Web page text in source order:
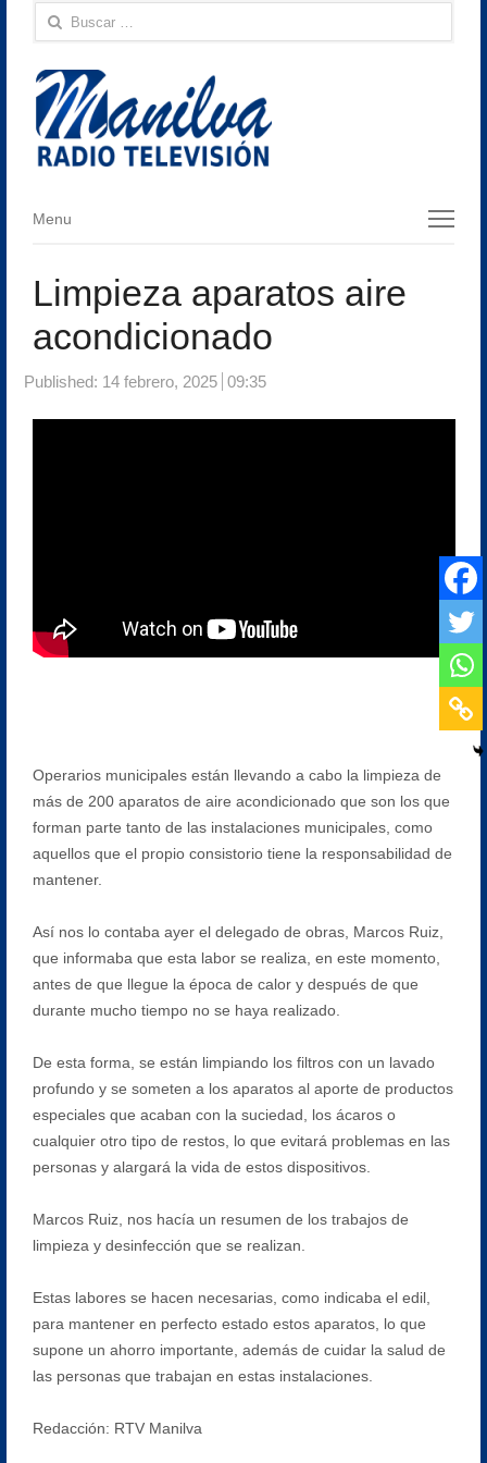
Buscar:
Menu
Menu
Limpieza aparatos aire
acondicionado
Published: 14 febrero, 2025 09:35
Operarios municipales están llevando a cabo la limpieza de
más de 200 aparatos de aire acondicionado que son los que
forman parte tanto de las instalaciones municipales, como
aquellos que el propio consistorio tiene la responsabilidad de
mantener.
Así nos lo contaba ayer el delegado de obras, Marcos Ruiz,
que informaba que esta labor se realiza, en este momento,
antes de que llegue la época de calor y después de que
durante mucho tiempo no se haya realizado.
De esta forma, se están limpiando los filtros con un lavado
profundo y se someten a los aparatos al aporte de productos
especiales que acaban con la suciedad, los ácaros o
cualquier otro tipo de restos, lo que evitará problemas en las
personas y alargará la vida de estos dispositivos.
Marcos Ruiz, nos hacía un resumen de los trabajos de
limpieza y desinfección que se realizan.
Estas labores se hacen necesarias, como indicaba el edil,
para mantener en perfecto estado estos aparatos, lo que
supone un ahorro importante, además de cuidar la salud de
las personas que trabajan en estas instalaciones.
Redacción: RTV Manilva